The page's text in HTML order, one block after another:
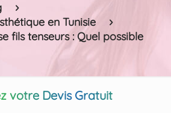
en Tunisie
fils tenseurs : Quel possible
votre Devis Gratuit